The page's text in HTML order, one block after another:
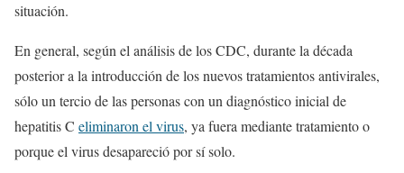
situación.
En general, según el análisis de los CDC, durante la década
posterior a la introducción de los nuevos tratamientos antivirales,
sólo un tercio de las personas con un diagnóstico inicial de
hepatitis C eliminaron el virus, ya fuera mediante tratamiento o
porque el virus desapareció por sí solo.